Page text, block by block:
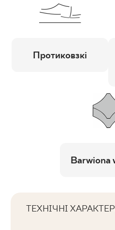
Протиковзкі
Barwiona
ТЕХНІЧНІ